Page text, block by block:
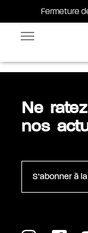
Fermeture
Fermeture
Ne
nos
S’abonner à